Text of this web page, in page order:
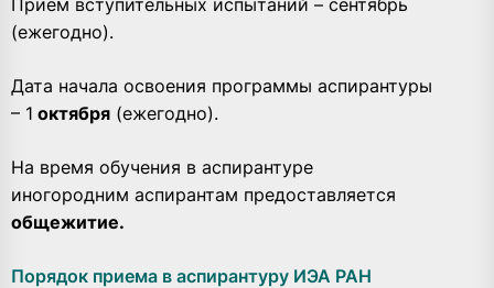
(ежегодно).
Дата начала освоения программы аспирантуры
– 1 октября (ежегодно).
На время обучения в аспирантуре
иногородним аспирантам предоставляется
общежитие.
Порядок приема в аспирантуру ИЭА РАН